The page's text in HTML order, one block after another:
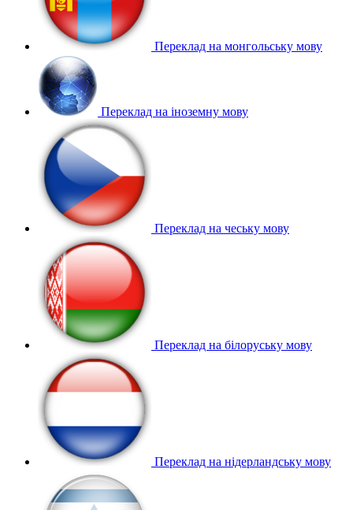
Переклад на монгольську мову
Переклад на іноземну мову
Переклад на чеську мову
Переклад на білоруську мову
Переклад на нідерландську мову